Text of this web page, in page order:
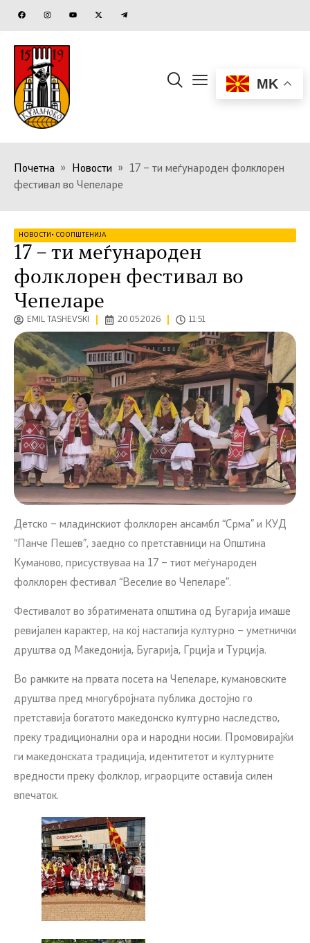
MK
Почетна » Новости »
17 – ти меѓународен фолклорен
фестивал во Чепеларе
НОВОСТИ • СООПШТЕНИЈА
17 – ти меѓународен
фолклорен фестивал во
Чепеларе
EMIL TASHEVSKI 20.05.2026 11:51
Детско – младинскиот фолклорен ансамбл “Срма” и КУД
“Панче Пешев”, заедно со претставници на Општина
Куманово, присуствуваа на 17 – тиот меѓународен
фолклорен фестивал “Веселие во Чепеларе”.
Фестивалот во збратимената општина од Бугарија имаше
ревијален карактер, на кој настапија културно – уметнички
друштва од Македонија, Бугарија, Грција и Турција.
Во рамките на првата посета на Чепеларе, кумановските
друштва пред многубројната публика достојно го
претставија богатото македонско културно наследство,
преку традиционални ора и народни носии. Промовирајќи
ги македонската традиција, идентитетот и културните
вредности преку фолклор, играорците оставија силен
впечаток.